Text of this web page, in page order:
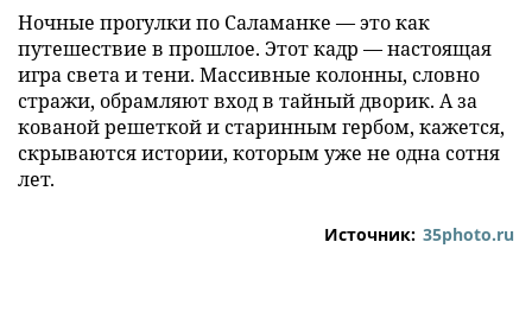
Ночные прогулки по Саламанке — это как
путешествие в прошлое. Этот кадр — настоящая
игра света и тени. Массивные колонны, словно
стражи, обрамляют вход в тайный дворик. А за
кованой решеткой и старинным гербом, кажется,
скрываются истории, которым уже не одна сотня
лет.
Источник: 35photo.ru